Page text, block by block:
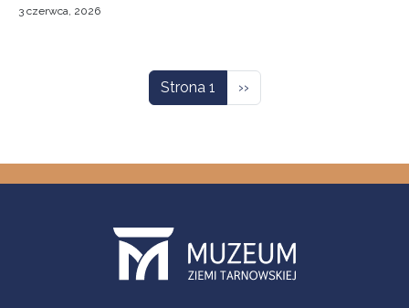
3 czerwca, 2026
Strona 1 Następna strona
››